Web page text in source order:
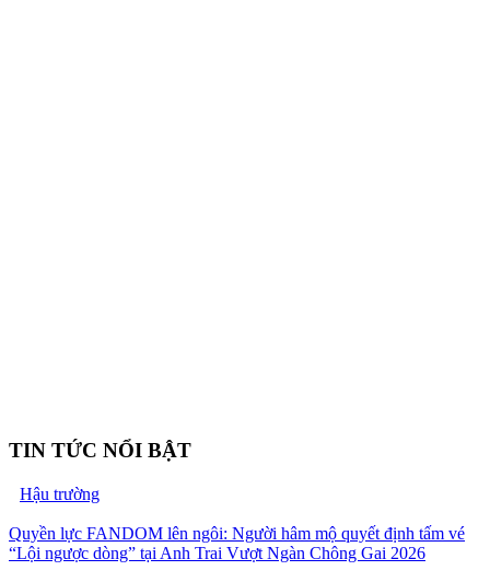
TIN TỨC NỔI BẬT
Hậu trường
Quyền lực FANDOM lên ngôi: Người hâm mộ quyết định tấm vé
“Lội ngược dòng” tại Anh Trai Vượt Ngàn Chông Gai 2026